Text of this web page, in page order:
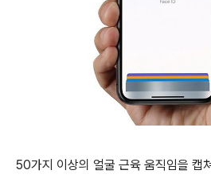
50가지 이상의 얼굴 근육 움직임을 캡